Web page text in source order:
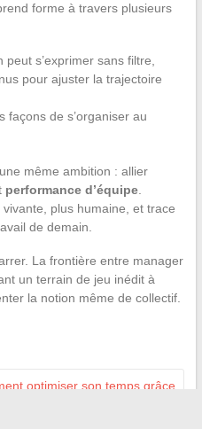
forme à travers plusieurs
s’exprimer sans filtre,
pour ajuster la trajectoire
façons de s’organiser au
même ambition : allier
performance d’équipe.
plus humaine, et trace
de demain.
La frontière entre manager
un terrain de jeu inédit à
la notion même de collectif.
optimiser son temps grâce